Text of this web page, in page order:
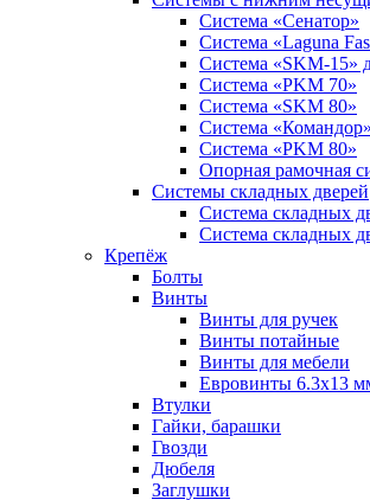
Система «Сенатор»
Система «Laguna
Система «SKM-15»
Система «PKM 70»
Система «SKM 80»
Система «Командор»
Система «PKM 80»
Опорная рамочная
Системы складных дверей
Система складных
Система складных
Крепёж
Болты
Винты
Винты для ручек
Винты потайные
Винты для мебели
Евровинты 6.3х13
Втулки
Гайки, барашки
Гвозди
Дюбеля
Заглушки